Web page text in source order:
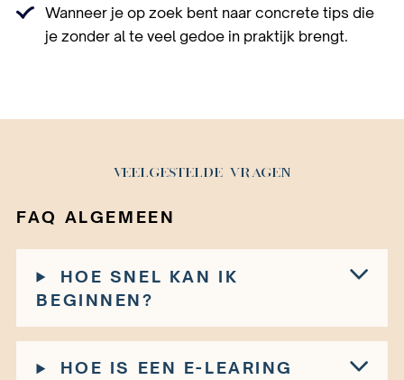
Wanneer je op zoek bent naar concrete tips die
je zonder al te veel gedoe in praktijk brengt.
VEELGESTELDE VRAGEN
FAQ ALGEMEEN
HOE SNEL KAN IK
BEGINNEN?
HOE IS EEN E-LEARING